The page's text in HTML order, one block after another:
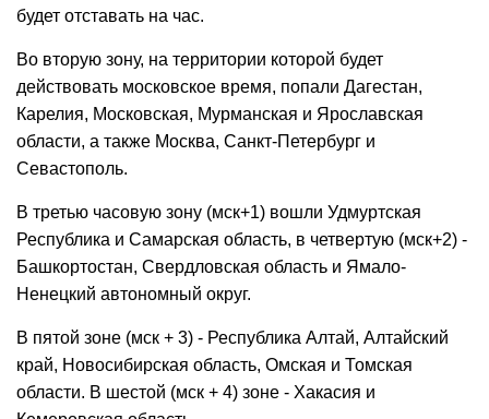
будет отставать на час.
Во вторую зону, на территории которой будет
действовать московское время, попали Дагестан,
Карелия, Московская, Мурманская и Ярославская
области, а также Москва, Санкт-Петербург и
Севастополь.
В третью часовую зону (мск+1) вошли Удмуртская
Республика и Самарская область, в четвертую (мск+2) -
Башкортостан, Свердловская область и Ямало-
Ненецкий автономный округ.
В пятой зоне (мск + 3) - Республика Алтай, Алтайский
край, Новосибирская область, Омская и Томская
области. В шестой (мск + 4) зоне - Хакасия и